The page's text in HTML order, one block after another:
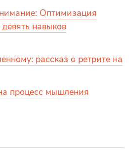
Оптимизация
навыков
рассказ о ретрите на
процесс мышления